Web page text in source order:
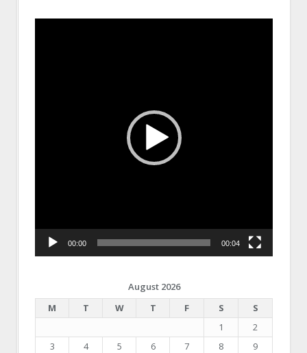
00:00 00:04
August 2026
M
T W T F S
S
1
2
3
4 5 6 7 8
9